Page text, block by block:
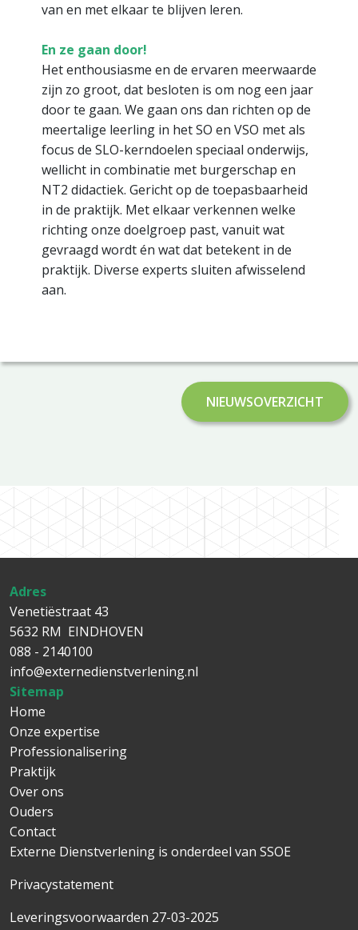
van en met elkaar te blijven leren.
En ze gaan door!
Het enthousiasme en de ervaren meerwaarde
zijn zo groot, dat besloten is om nog een jaar
door te gaan. We gaan ons dan richten op de
meertalige leerling in het SO en VSO met als
focus de SLO-kerndoelen speciaal onderwijs,
wellicht in combinatie met burgerschap en
NT2 didactiek. Gericht op de toepasbaarheid
in de praktijk. Met elkaar verkennen welke
richting onze doelgroep past, vanuit wat
gevraagd wordt én wat dat betekent in de
praktijk. Diverse experts sluiten afwisselend
aan.
NIEUWSOVERZICHT
Adres
Venetiëstraat 43
5632 RM EINDHOVEN
088 - 2140100
info@externedienstverlening.nl
Sitemap
Main navigation
Home
Onze expertise
Professionalisering
Praktijk
Over ons
Ouders
Contact
Externe Dienstverlening is onderdeel van SSOE
Privacystatement
Leveringsvoorwaarden 27-03-2025